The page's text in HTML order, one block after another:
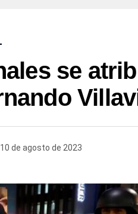
se
de agosto de 2023